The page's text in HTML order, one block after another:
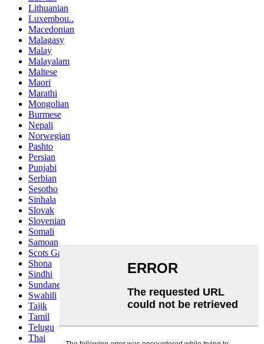
Lithuanian
Luxembou..
Macedonian
Malagasy
Malay
Malayalam
Maltese
Maori
Marathi
Mongolian
Burmese
Nepali
Norwegian
Pashto
Persian
Punjabi
Serbian
Sesotho
Sinhala
Slovak
Slovenian
Somali
Samoan
Scots Gaelic
Shona
Sindhi
Sundanese
Swahili
Tajik
Tamil
Telugu
Thai